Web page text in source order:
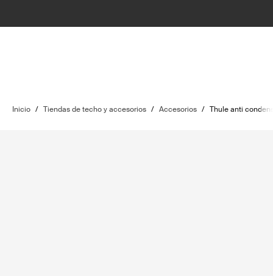
Inicio / Tiendas de techo y accesorios / Accesorios / Thule anti